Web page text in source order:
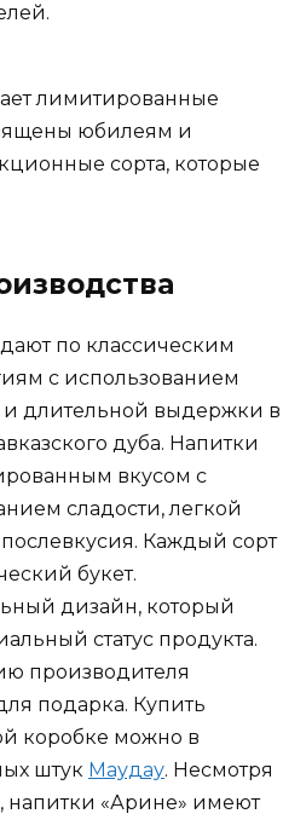
лимитированные
юбилеям и
сорта, которые
по классическим
с использованием
длительной выдержки в
дуба. Напитки
вкусом с
сладости, легкой
Каждый сорт
букет.
дизайн, который
статус продукта.
производителя
подарка. Купить
коробке можно в
штук Маудау. Несмотря
напитки «Арине» имеют